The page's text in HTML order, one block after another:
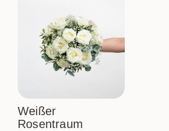
Weißer
Rosentraum